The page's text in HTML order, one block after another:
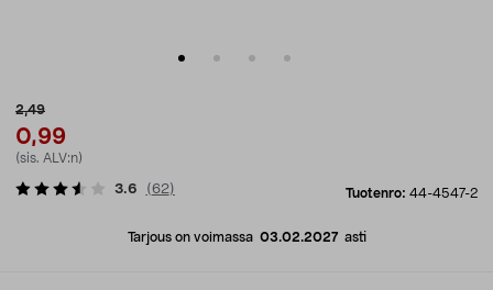
2,49
0,99
(sis. ALV:n)
Tuotenro: 44-4547-2
3.6 (62)
Tarjous on voimassa 03.02.2027asti